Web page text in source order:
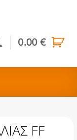
0.00€
FF